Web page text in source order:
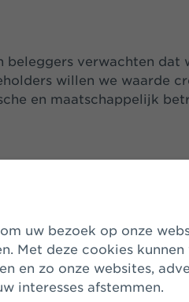
Met deze cookies
en zo onze websites,
interesses afstemmen.
beleggers verwachten dat
willen we waarde
en maatschappelijk